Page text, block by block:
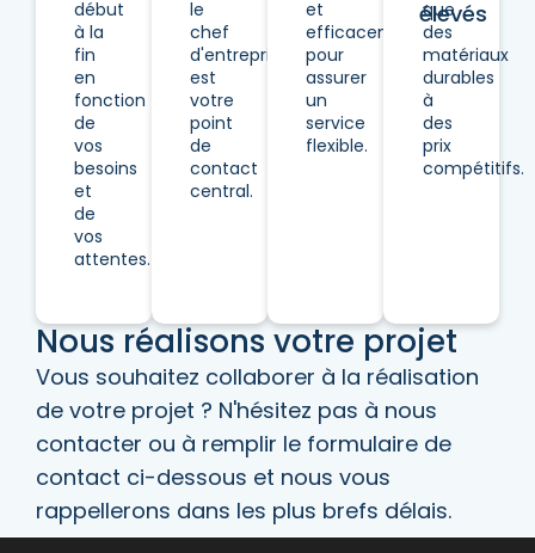
début
à la
fin
en
fonction
de
vos
besoins
et
de
vos
attentes.
le
chef
d'entreprise
est
votre
point
de
contact
central.
et
efficacement
pour
assurer
un
service
flexible.
élevés
que
des
matériaux
durables
à
des
prix
compétitifs.
Nous réalisons votre projet
Vous souhaitez collaborer à la réalisation
de votre projet ? N'hésitez pas à nous
contacter ou à remplir le formulaire de
contact ci-dessous et nous vous
rappellerons dans les plus brefs délais.